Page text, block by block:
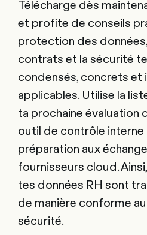
Télécharge dès
et profite de conseils
protection des
contrats et la sécurité
condensés, concrets
applicables. Utilise la
ta prochaine évaluation
outil de contrôle
préparation aux
fournisseurs cloud.
tes données RH sont
de manière conforme
sécurité.